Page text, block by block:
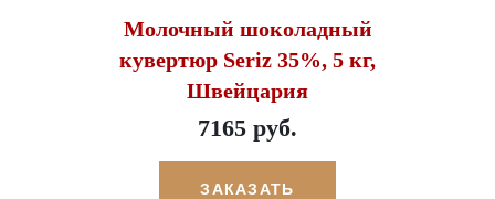
Молочный шоколадный
кувертюр Seriz 35%, 5 кг,
Швейцария
7165 руб.
ЗАКАЗАТЬ